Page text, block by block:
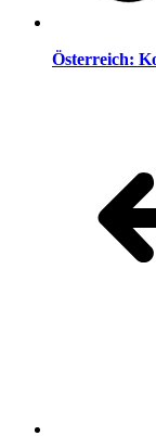
Österreich: